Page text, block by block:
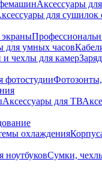
Аксессуары
для
для умных часов
чехлы для камер
фотостудии
Аксессуары для ТВ
охлаждения
ноутбуковСумки,